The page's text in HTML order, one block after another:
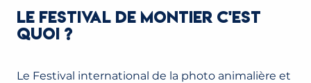
LE FESTIVAL DE MONTIER C'EST
QUOI ?
Le Festival international de la photo animalière et